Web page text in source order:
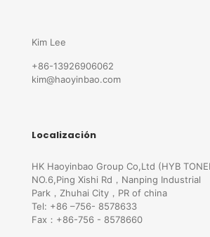
Kim Lee
+86-13926906062
kim@haoyinbao.com
Localización
HK Haoyinbao Group Co,Ltd (HYB
NO.6,Ping Xishi Rd，Nanping Industrial
Park，Zhuhai City，PR of china
Tel: +86 –756- 8578633
Fax：+86-756 - 8578660